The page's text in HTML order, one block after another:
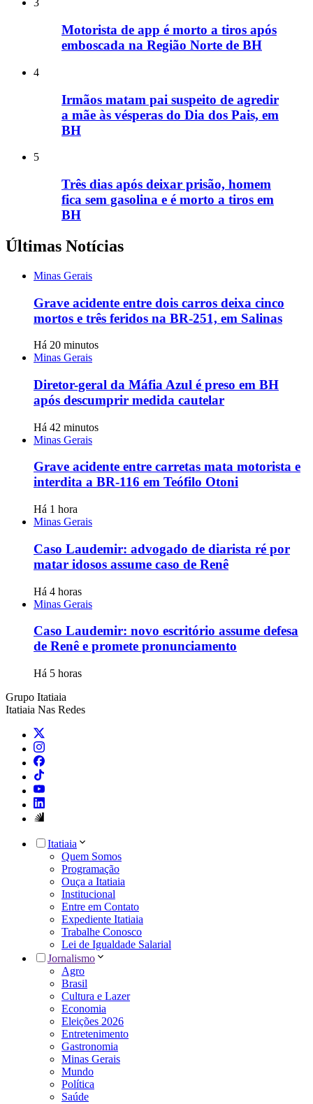
3
Motorista de app é morto a tiros após
emboscada na Região Norte de BH
4
Irmãos matam pai suspeito de agredir
a mãe às vésperas do Dia dos Pais, em
BH
5
Três dias após deixar prisão, homem
fica sem gasolina e é morto a tiros em
BH
Últimas Notícias
Minas Gerais
Grave acidente entre dois carros deixa cinco
mortos e três feridos na BR-251, em Salinas
Há 20 minutos
Minas Gerais
Diretor-geral da Máfia Azul é preso em BH
após descumprir medida cautelar
Há 42 minutos
Minas Gerais
Grave acidente entre carretas mata motorista e
interdita a BR-116 em Teófilo Otoni
Há 1 hora
Minas Gerais
Caso Laudemir: advogado de diarista ré por
matar idosos assume caso de Renê
Há 4 horas
Minas Gerais
Caso Laudemir: novo escritório assume defesa
de Renê e promete pronunciamento
Há 5 horas
Grupo Itatiaia
Itatiaia Nas Redes
Itatiaia
Quem Somos
Programação
Ouça a Itatiaia
Institucional
Entre em Contato
Expediente Itatiaia
Trabalhe Conosco
Lei de Igualdade Salarial
Jornalismo
Agro
Brasil
Cultura e Lazer
Economia
Eleições 2026
Entretenimento
Gastronomia
Minas Gerais
Mundo
Política
Saúde